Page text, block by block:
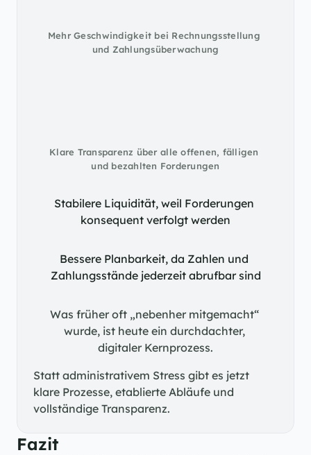
Mehr Geschwindigkeit bei Rechnungsstellung
und Zahlungsüberwachung
Klare Transparenz über alle offenen, fälligen
und bezahlten Forderungen
Stabilere Liquidität, weil Forderungen
konsequent verfolgt werden
Bessere Planbarkeit, da Zahlen und
Zahlungsstände jederzeit abrufbar sind
Was früher oft „nebenher mitgemacht“
wurde, ist heute ein durchdachter,
digitaler Kernprozess.
Statt administrativem Stress gibt es jetzt
klare Prozesse, etablierte Abläufe und
vollständige Transparenz.
Fazit